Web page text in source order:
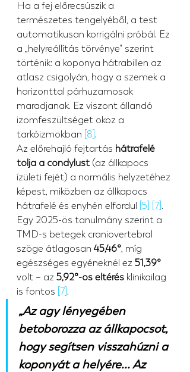
Ha a fej előrecsúszik a
természetes tengelyéből, a test
automatikusan korrigálni próbál. Ez
a „helyreállítás törvénye" szerint
történik: a koponya hátrabillen az
atlasz csigolyán, hogy a szemek a
horizonttal párhuzamosak
maradjanak. Ez viszont állandó
izomfeszültséget okoz a
tarkóizmokban [8] .
Az előrehajló fejtartás hátrafelé
tolja a condylust (az állkapocs
ízületi fejét) a normális helyzetéhez
képest, miközben az állkapocs
hátrafelé és enyhén elfordul
[5] [7] .
Egy 2025-ös tanulmány szerint a
TMD-s betegek craniovertebral
szöge átlagosan 45,46°, míg
egészséges egyéneknél ez 51,39°
volt – az 5,92°-os eltérés klinikailag
is fontos [7] .
„Az agy lényegében
betoborozza az állkapocsot,
hogy segítsen visszahúzni a
koponyát a helyére... Az